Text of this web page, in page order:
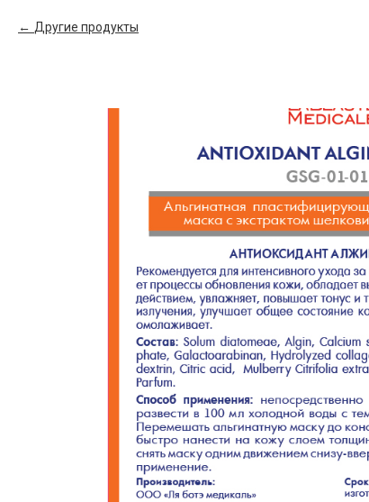
Другие продукты